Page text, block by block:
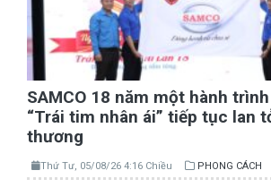
SAMCO 18 năm một hành
“Trái tim nhân ái” tiếp tục lan
thương
Thứ Tư, 05/08/26 4:16 Chiều PHONG CÁCH